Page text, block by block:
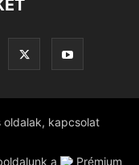
oldalak, kapcsolat
a Prémium